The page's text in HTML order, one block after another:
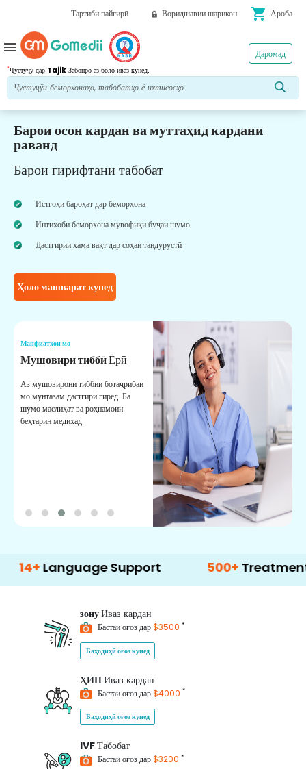
Тартиби пайгирӣ Воридшавии шарикон shopping_cart Ароба
*Ҷустуҷӯ дар Tajik Забонро аз боло иваз кунед.
Даромад
menu
Барои осон кардан ва муттаҳид кардани
раванд
Барои гирифтани табобат
Истгоҳи бароҳат дар беморхона
Интихоби беморхона мувофиқи буҷаи шумо
Дастгирии ҳама вақт дар соҳаи тандурустӣ
Ҳоло машварат кунед
Манфиатҳои мо
Мушовири тиббӣЁрӣ
Аз мушовирони тиббии ботаҷрибаи
мо мунтазам дастгирӣ гиред. Ба
шумо маслиҳат ва роҳнамоии
беҳтарин медиҳад.
Support 500+ Treatment
зонуИваз кардан
Бастаи оғоз дар$3500 *
Баҳодиҳӣ оғоз кунед
ҲИПИваз кардан
Бастаи оғоз дар$4000 *
Баҳодиҳӣ оғоз кунед
IVFТабобат
Бастаи оғоз дар$3200 *